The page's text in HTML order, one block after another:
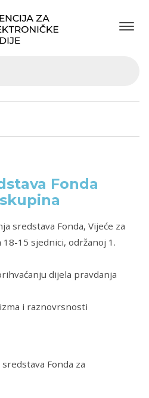
Fonda
sredstava Fonda, Vijeće za
15 sjednici, održanoj 1.
dijela pravdanja
i raznovrsnosti
Fonda za